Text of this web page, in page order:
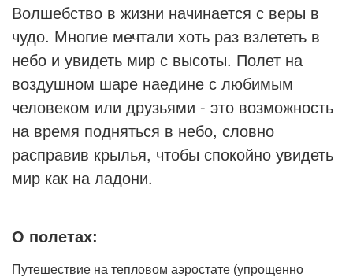
Волшебство в жизни начинается с веры в
чудо. Многие мечтали хоть раз взлететь в
небо и увидеть мир с высоты. Полет на
воздушном шаре наедине с любимым
человеком или друзьями - это возможность
на время подняться в небо, словно
расправив крылья, чтобы спокойно увидеть
мир как на ладони.
О полетах:
Путешествие на тепловом аэростате (упрощенно